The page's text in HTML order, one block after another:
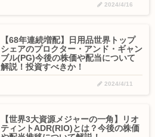
2024/4/16
【68年連続増配】日用品世界トップ
シェアのプロクター・アンド・ギャン
ブル(PG)今後の株価や配当について
解説！投資すべきか！
2024/4/11
【世界3大資源メジャーの一角】リオ
ティントADR(RIO)とは？今後の株価